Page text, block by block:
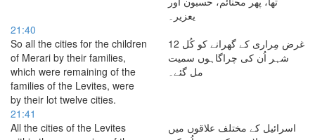
یعزیر۔
21:40
So all the cities for the children
of Merari by their families,
which were remaining of the
families of the Levites, were
by their lot twelve cities.
غرض مِراری کے گھرانے کو کُل 12
شہر اُن کی چراگاہوں سمیت
مل گئے۔
21:41
All the cities of the Levites
اسرائیل کے مختلف علاقوں میں